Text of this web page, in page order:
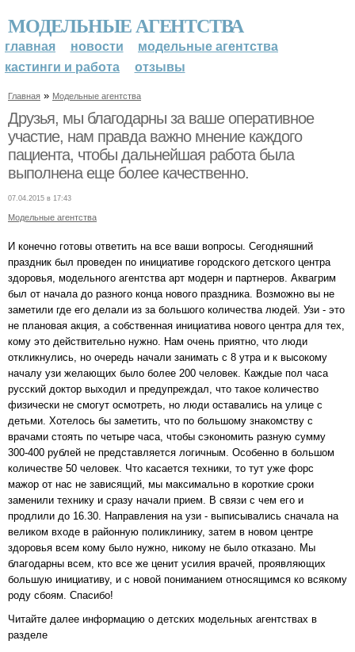
МОДЕЛЬНЫЕ АГЕНТСТВА
главная новости
модельные агентства
кастинги и работа
отзывы
Главная » Модельные агентства
Друзья, мы благодарны за ваше оперативное
участие, нам правда важно мнение каждого
пациента, чтобы дальнейшая работа была
выполнена еще более качественно.
07.04.2015 в 17:43
Модельные агентства
И конечно готовы ответить на все ваши вопросы. Сегодняшний
праздник был проведен по инициативе городского детского центра
здоровья, модельного агентства арт модерн и партнеров. Аквагрим
был от начала до разного конца нового праздника. Возможно вы не
заметили где его делали из за большого количества людей. Узи - это
не плановая акция, а собственная инициатива нового центра для тех,
кому это действительно нужно. Нам очень приятно, что люди
откликнулись, но очередь начали занимать с 8 утра и к высокому
началу узи желающих было более 200 человек. Каждые пол часа
русский доктор выходил и предупреждал, что такое количество
физически не смогут осмотреть, но люди оставались на улице с
детьми. Хотелось бы заметить, что по большому знакомству с
врачами стоять по четыре часа, чтобы сэкономить разную сумму
300-400 рублей не представляется логичным. Особенно в большом
количестве 50 человек. Что касается техники, то тут уже форс
мажор от нас не зависящий, мы максимально в короткие сроки
заменили технику и сразу начали прием. В связи с чем его и
продлили до 16.30. Направления на узи - выписывались сначала на
великом входе в районную поликлинику, затем в новом центре
здоровья всем кому было нужно, никому не было отказано. Мы
благодарны всем, кто все же ценит усилия врачей, проявляющих
большую инициативу, и с новой пониманием относящимся ко всякому
роду сбоям. Спасибо!
Читайте далее информацию о детских модельных агентствах в
разделе